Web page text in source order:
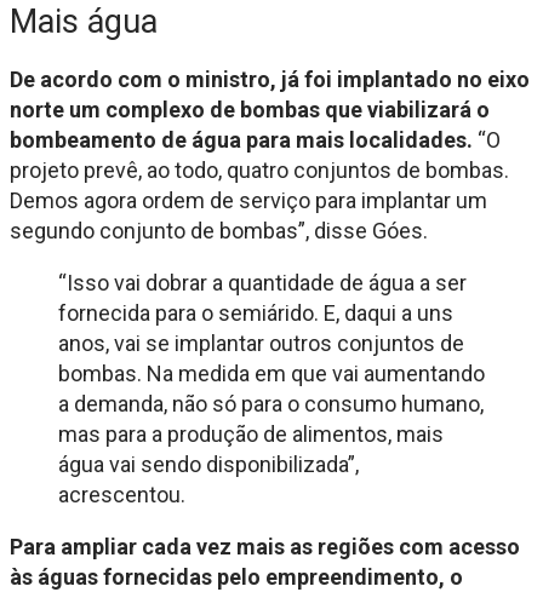
Mais água
De acordo com o ministro, já foi implantado no eixo
norte um complexo de bombas que viabilizará o
bombeamento de água para mais localidades. “O
projeto prevê, ao todo, quatro conjuntos de bombas.
Demos agora ordem de serviço para implantar um
segundo conjunto de bombas”, disse Góes.
“Isso vai dobrar a quantidade de água a ser
fornecida para o semiárido. E, daqui a uns
anos, vai se implantar outros conjuntos de
bombas. Na medida em que vai aumentando
a demanda, não só para o consumo humano,
mas para a produção de alimentos, mais
água vai sendo disponibilizada”,
acrescentou.
Para ampliar cada vez mais as regiões com acesso
às águas fornecidas pelo empreendimento, o